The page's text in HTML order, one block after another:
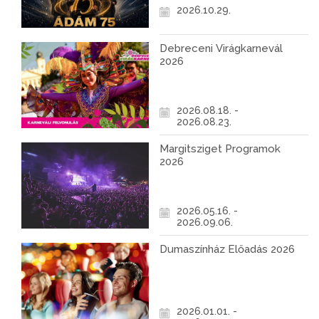
2026.10.29.
Debreceni Virágkarnevál
2026
2026.08.18. -
2026.08.23.
Margitsziget Programok
2026
2026.05.16. -
2026.09.06.
Dumaszínház Előadás 2026
2026.01.01. -